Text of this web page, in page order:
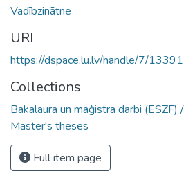
Vadībzinātne
URI
https://dspace.lu.lv/handle/7/13391
Collections
Bakalaura un maģistra darbi (ESZF)
Master's theses
Full item page